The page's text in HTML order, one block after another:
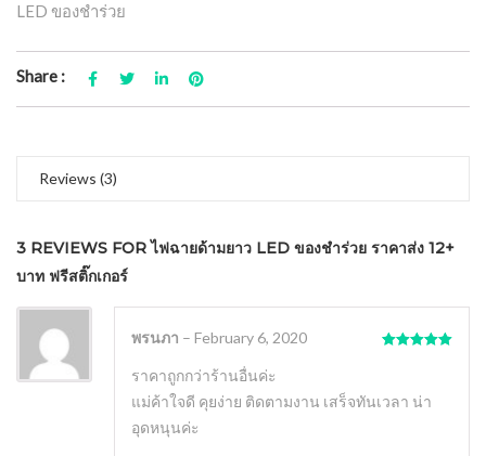
LED ของชำร่วย
Share :
Reviews (3)
3 REVIEWS FORไฟฉายด้ามยาว LED ของชำร่วย ราคาส่ง 12+
บาท ฟรีสติ๊กเกอร์
พรนภา – February 6, 2020
ราคาถูกกว่าร้านอื่นค่ะ
แม่ค้าใจดี คุยง่าย ติดตามงาน เสร็จทันเวลา น่า
อุดหนุนค่ะ